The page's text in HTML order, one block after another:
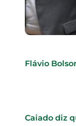
Flávio
Caiado diz